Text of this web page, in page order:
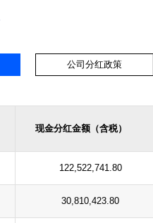
公司分红政策
现金分红金额（含税）
122,522,741.80
30,810,423.80